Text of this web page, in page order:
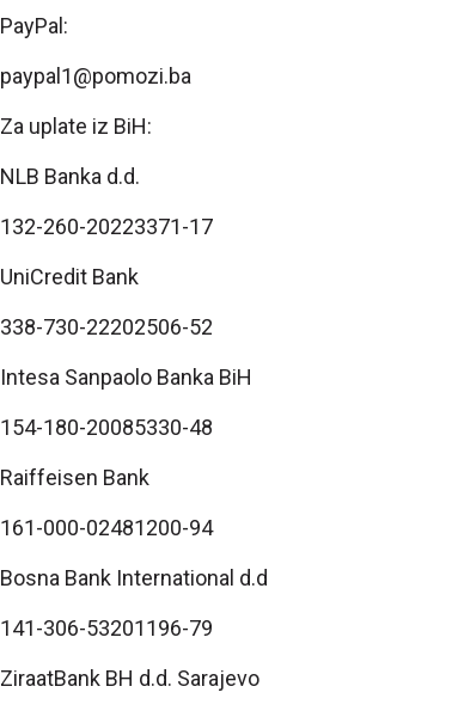
PayPal:
paypal1@pomozi.ba
Za uplate iz BiH:
NLB Banka d.d.
132-260-20223371-17
UniCredit Bank
338-730-22202506-52
Intesa Sanpaolo Banka BiH
154-180-20085330-48
Raiffeisen Bank
161-000-02481200-94
Bosna Bank International d.d
141-306-53201196-79
ZiraatBank BH d.d. Sarajevo